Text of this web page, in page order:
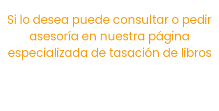
Si lo desea puede consultar o pedir
asesoría en nuestra página
especializada de tasación de libros